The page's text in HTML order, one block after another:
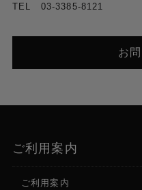
BP-A30N BP-A60N
バッテリー使用時間の目
作動保証：約-5 ℃～
外形寸法（幅×高さ×奥行き
TEL 03-3385-8121
お
ご利用案内
ご利用案内